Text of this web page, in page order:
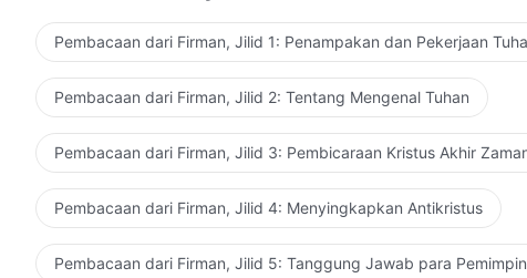
Pembacaan dari Firman, Jilid 1: Penampakan dan Pekerjaan
Pembacaan dari Firman, Jilid 2: Tentang Mengenal Tuhan
Pembacaan dari Firman, Jilid 3: Pembicaraan Kristus Akhir
Pembacaan dari Firman, Jilid 4: Menyingkapkan Antikristus
Pembacaan dari Firman, Jilid 5: Tanggung Jawab para